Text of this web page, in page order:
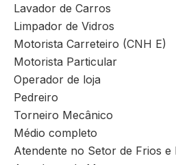
Lavador de Carros
Limpador de Vidros
Motorista Carreteiro (CNH E)
Motorista Particular
Operador de loja
Pedreiro
Torneiro Mecânico
Médio completo
Atendente no Setor de Frios e